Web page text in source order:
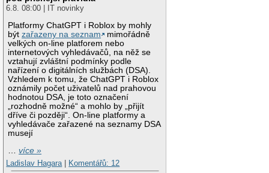
6.8. 08:00 | IT novinky
Platformy ChatGPT i Roblox by mohly
býtzařazeny na seznam
mimořádně
velkých on-line platforem nebo
internetových vyhledávačů, na něž se
vztahují zvláštní podmínky podle
nařízení o digitálních službách (DSA).
Vzhledem k tomu, že ChatGPT i Roblox
oznámily počet uživatelů nad prahovou
hodnotou DSA, je toto označení
„rozhodně možné“ a mohlo by „přijít
dříve či později“. On-line platformy a
vyhledávače zařazené na seznamy DSA
musejí
…více »
Ladislav Hagara| Komentářů: 12